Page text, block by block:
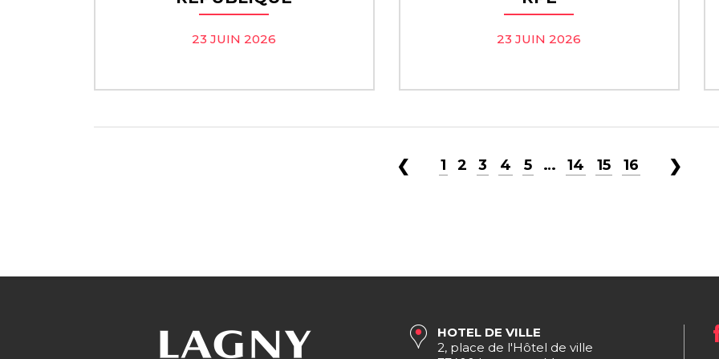
23 JUIN 2026 23 JUIN 2026
← 1 2 3 4 5 … 14 15 16 →
HOTEL DE VILLE
2, place de l'Hôtel de ville